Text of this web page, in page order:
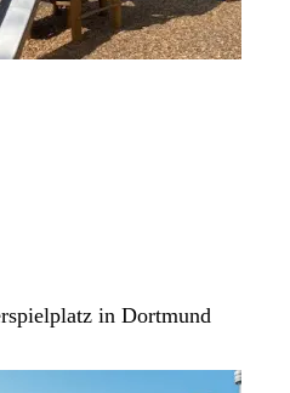
in Dortmund